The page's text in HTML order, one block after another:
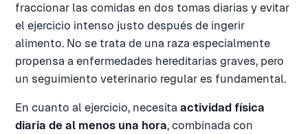
fraccionar las comidas en dos tomas diarias y evitar
el ejercicio intenso justo después de ingerir
alimento. No se trata de una raza especialmente
propensa a enfermedades hereditarias graves, pero
un seguimiento veterinario regular es fundamental.
En cuanto al ejercicio, necesita actividad física
diaria de al menos una hora, combinada con